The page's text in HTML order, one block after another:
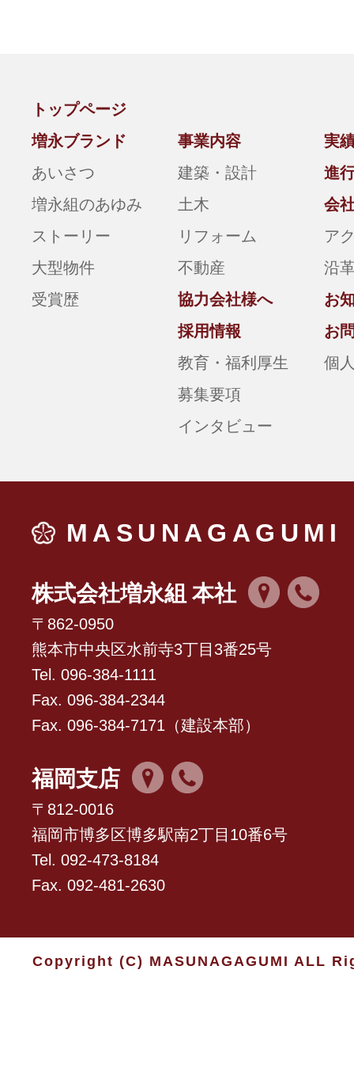
トップページ
増永ブランド
あいさつ
増永組のあゆみ
ストーリー
大型物件
受賞歴
事業内容
建築・設計
土木
リフォーム
不動産
実
進
会
ア
沿
協力会社様へ
採用情報
教育・福利厚生
募集要項
インタビュー
お
お
個
MASUNAGAGUMI
株式会社増永組 本社
〒862-0950
熊本市中央区水前寺3丁目3番25号
Tel. 096-384-1111
Fax. 096-384-2344
Fax. 096-384-7171（建設本部）
福岡支店
〒812-0016
福岡市博多区博多駅南2丁目10番6号
Tel. 092-473-8184
Fax. 092-481-2630
Copyright (C) MASUNAGAGUMI ALL